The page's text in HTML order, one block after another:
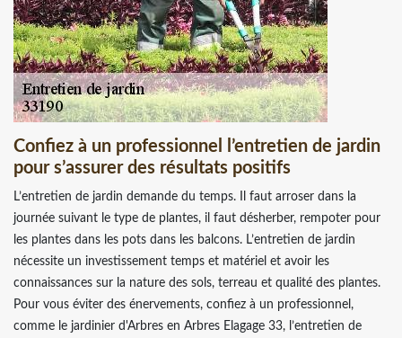
Confiez à un professionnel l’entretien de jardin
pour s’assurer des résultats positifs
L’entretien de jardin demande du temps. Il faut arroser dans la
journée suivant le type de plantes, il faut désherber, rempoter pour
les plantes dans les pots dans les balcons. L’entretien de jardin
nécessite un investissement temps et matériel et avoir les
connaissances sur la nature des sols, terreau et qualité des plantes.
Pour vous éviter des énervements, confiez à un professionnel,
comme le jardinier d'Arbres en Arbres Elagage 33, l’entretien de